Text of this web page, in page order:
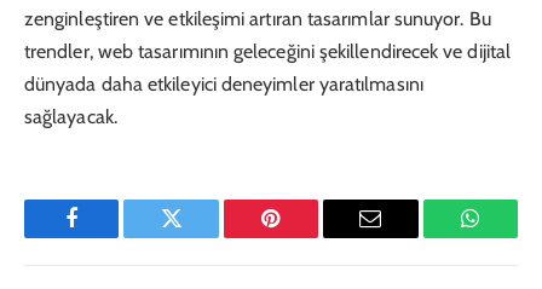
zenginleştiren ve etkileşimi artıran tasarımlar sunuyor. Bu
trendler, web tasarımının geleceğini şekillendirecek ve dijital
dünyada daha etkileyici deneyimler yaratılmasını
sağlayacak.
Facebook Twitter Pinterest
E-